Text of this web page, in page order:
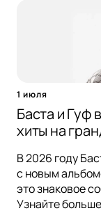
1 июля
Баста и Гуф
хиты на
В 2026 году
с новым
это знаковое
Узнайте